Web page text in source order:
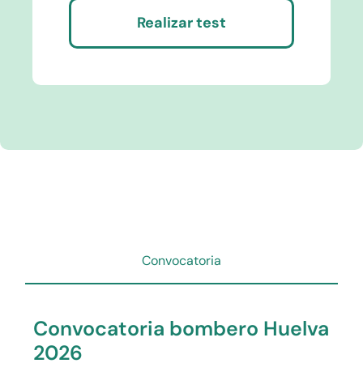
Realizar test
Convocatoria
Convocatoria bombero Huelva
2026